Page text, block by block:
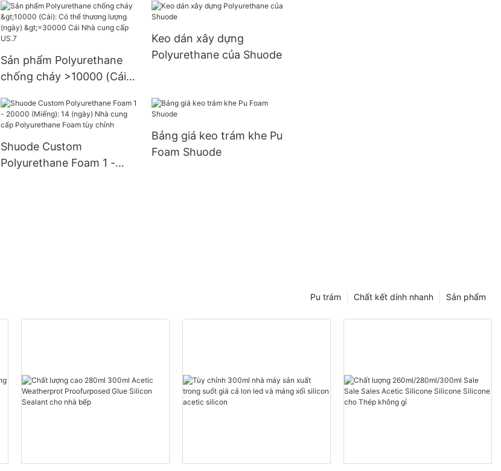
Sản phẩm Polyurethane
chống cháy >10000 (Cái):
(ngày) >=30000 Cái Nhà
cung cấp US.7
Keo dán xây dựng
Polyurethane của Shuode
Shuode Custom
Polyurethane Foam 1 -
Bảng giá keo trám khe Pu
Foam Shuode
Sản phẩm
Chất kết dính nhanh
Pu trám